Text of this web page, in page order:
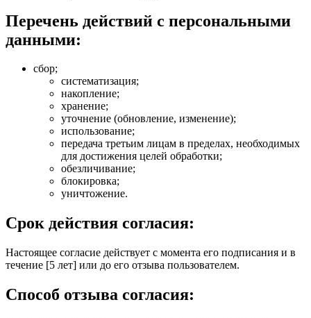
Перечень действий с персональными
данными:
сбор;
систематизация;
накопление;
хранение;
уточнение (обновление, изменение);
использование;
передача третьим лицам в пределах, необходимых
для достижения целей обработки;
обезличивание;
блокировка;
уничтожение.
Срок действия согласия:
Настоящее согласие действует с момента его подписания и в
течение [5 лет] или до его отзыва пользователем.
Способ отзыва согласия: